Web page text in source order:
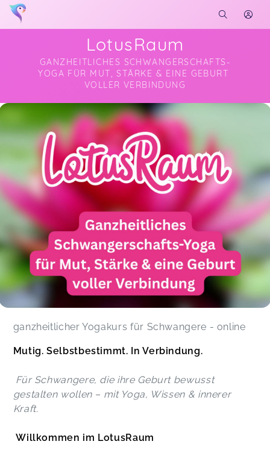
LotusRaum
GANZHEITLICHES SCHWANGERSCHAFTS-
YOGA FÜR MUT, STÄRKE & EINE GEBURT
VOLLER VERBINDUNG
Soon you will learn more about me here...
ganzheitlicher Yogakurs für Schwangere - online
Mutig. Selbstbestimmt. In Verbindung.
Für Schwangere, die ihre Geburt bewusst
gestalten wollen – mit Yoga, Wissen & innerer
Kraft.
Willkommen im LotusRaum